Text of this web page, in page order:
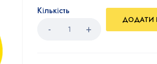
Кількість
ДОДАТИ